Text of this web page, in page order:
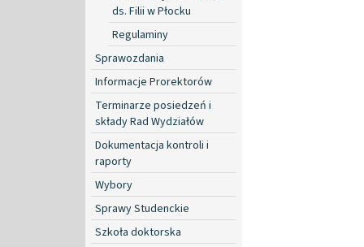
ds. Filii w Płocku
Regulaminy
Sprawozdania
Informacje Prorektorów
Terminarze posiedzeń i
składy Rad Wydziałów
Dokumentacja kontroli i
raporty
Wybory
Sprawy Studenckie
Szkoła doktorska